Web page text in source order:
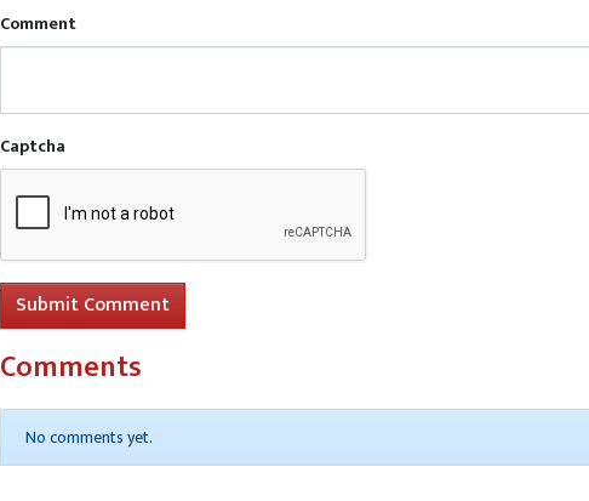
Comment
Captcha
Submit Comment
Comments
No comments yet.